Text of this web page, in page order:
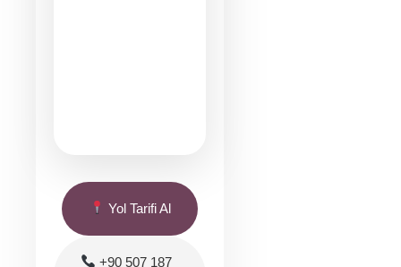
Yol Tarifi Al
+90 507 187